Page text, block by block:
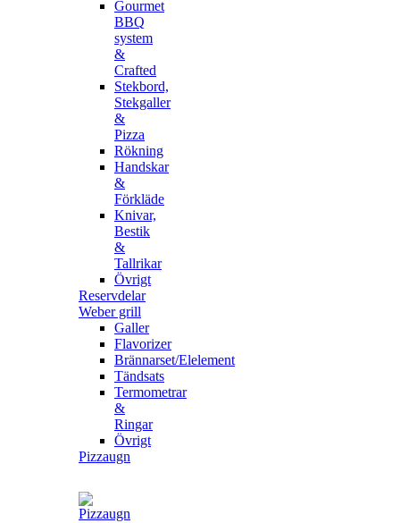
Gourmet
BBQ
system
&
Crafted
Stekbord,
Stekgaller
&
Pizza
Rökning
Handskar
&
Förkläde
Knivar,
Bestik
&
Tallrikar
Övrigt
Reservdelar
Weber grill
Galler
Flavorizer
Brännarset/Elelement
Tändsats
Termometrar
&
Ringar
Övrigt
Pizzaugn